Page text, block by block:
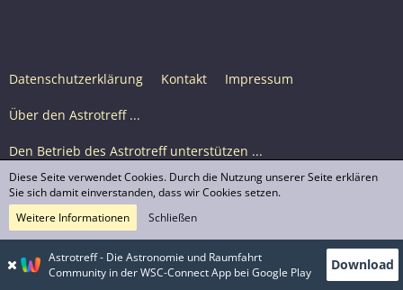
Datenschutzerklärung Kontakt Impressum
Über den Astrotreff ...
Den Betrieb des Astrotreff unterstützen ...
Nutzungsbedingungen
© Astrotreff 2001-2026, lizenziert unter CC BY-SA,
sofern für einzelne Inhalte nicht anders angegeben
Astrotreff - Die Astronomie und Raumfahrt
Community in der WSC-Connect App bei Google Play
Download
Diese Seite verwendet Cookies. Durch die Nutzung unserer Seite erklären
Sie sich damit einverstanden, dass wir Cookies setzen.
Weitere Informationen
Schließen